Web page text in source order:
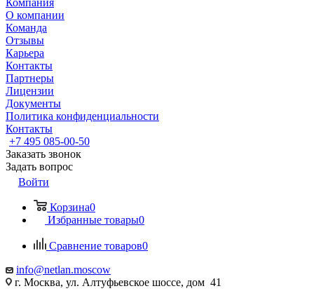
Компания
О компании
Команда
Отзывы
Карьера
Контакты
Партнеры
Лицензии
Документы
Политика конфиденциальности
Контакты
+7 495 085-00-50
Заказать звонок
Задать вопрос
Войти
Корзина0
Избранные товары0
Сравнение товаров0
info@netlan.moscow
г. Москва, ул. Алтуфьевское шоссе, дом 41